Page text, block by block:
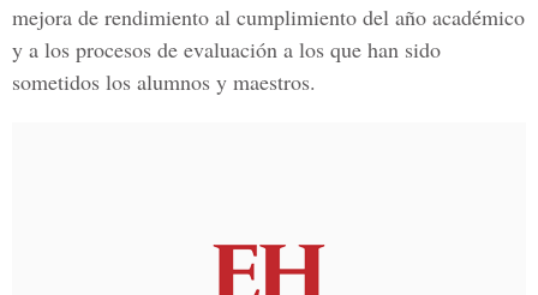
mejora de rendimiento al cumplimiento del año académico
y a los procesos de evaluación a los que han sido
sometidos los alumnos y maestros.